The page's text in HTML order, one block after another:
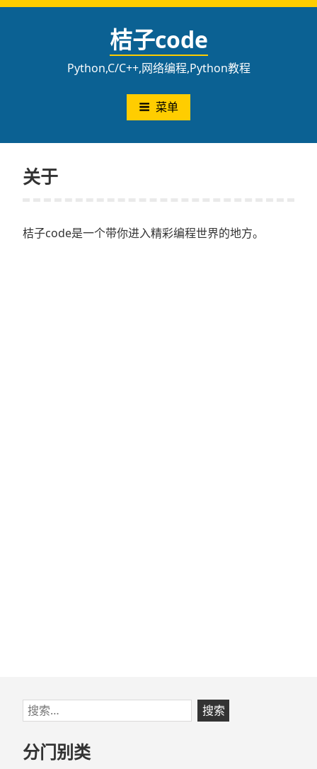
跳
桔子code
Python,C/C++,网络编程,Python教程
菜单
关于
桔子code是一个带你进入精彩编程世界的地方。
跳
至
页
脚
搜
索：
分门别类